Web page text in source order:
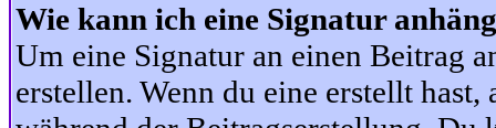
Wie kann ich eine Signatur
Um eine Signatur an einen Beitrag
erstellen. Wenn du eine erstellt